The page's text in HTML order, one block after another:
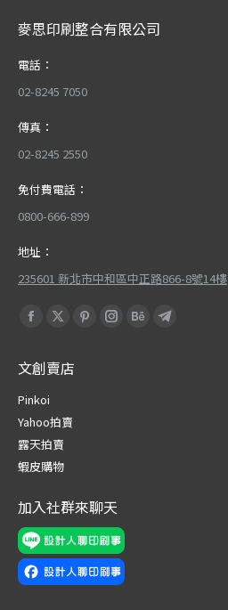
麥思印刷整合有限公司
電話：
02-8245 7050
傳真：
02-8245 2550
免付費電話：
0800-666-899
地址：
235601 新北市中和區中正路866-8號14樓
Find us on:
Facebook
opens
in
new
window
X
opens
new
window
PinterestInstagram
BehanceTelegram
文創賣店
Pinkoi
Yahoo拍賣
露天拍賣
蝦皮購物
加入社群來聊天